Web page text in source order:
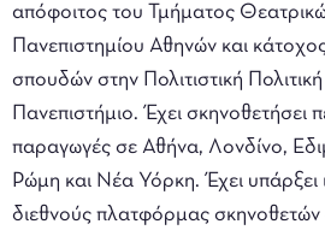
απόφοιτος του Τμήματος
Πανεπιστημίου Αθηνών και
σπουδών στην Πολιτιστική
Πανεπιστήμιο. Έχει σκηνοθετήσει
παραγωγές σε Αθήνα, Λονδίνο,
Ρώμη και Νέα Υόρκη. Έχει υπάρξει
διεθνούς πλατφόρμας